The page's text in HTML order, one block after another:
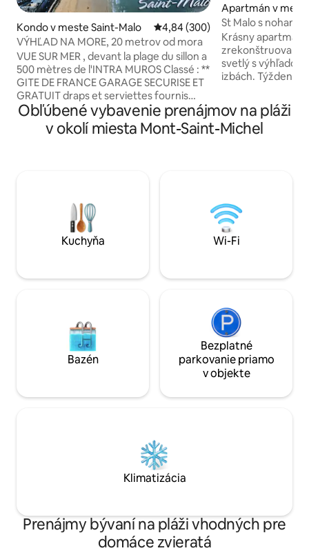
Kondo v meste Saint-Malo Priemerné ohodnotenie 4,84 z
4,84 (300)
VÝHĽAD NA MORE, 20 metrov od mora
VUE SUR MER , devant la plage du sillon a
500 mètres de l'INTRA MUROS Classé : **
GITE DE FRANCE GARAGE SECURISE ET
GRATUIT draps et serviettes fournis
location avec toute l'épicerie de base
exemple : café the nutella confitures
Apartmán v
alo
St Malo s nohami
Krásny apartmán
zrekonštruovaný
svetlý s
izbách. Týždenný prenájom pre 3 osoby
lôžkami Veľká
verandou,
súkromnou
voliteľná (12 €/
Obľúbené vybavenie prenájmov na pláži
v okolí miesta Mont-Saint-Michel
Kuchyňa Wi-Fi
Bazén
Bezplatné
parkovanie priamo
v objekte
Klimatizácia
Prenájmy bývaní na pláži vhodných pre
domáce zvieratá